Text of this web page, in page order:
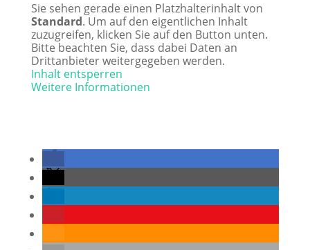
Sie sehen gerade einen Platzhalterinhalt von
Standard. Um auf den eigentlichen Inhalt
zuzugreifen, klicken Sie auf den Button unten.
Bitte beachten Sie, dass dabei Daten an
Drittanbieter weitergegeben werden.
Inhalt entsperren
Weitere Informationen